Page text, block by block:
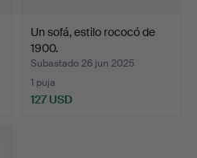
Un sofá, estilo rococó de
1900.
Subastado 26 jun 2025
1 puja
127 USD